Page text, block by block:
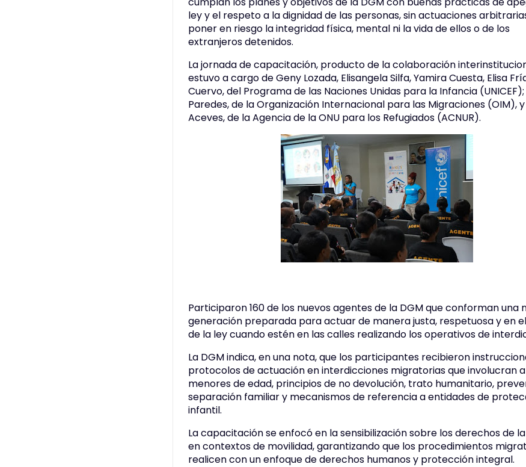
ley y el respeto a la dignidad de las personas, sin actuaciones
poner en riesgo la integridad física, mental ni la vida de ellos o de los
extranjeros detenidos.
La jornada de capacitación, producto de la colaboración
estuvo a cargo de Geny Lozada, Elisangela Silfa, Yamira Cuesta, Elisa
Cuervo, del Programa de las Naciones Unidas para la Infancia
Paredes, de la Organización Internacional para las Migraciones (OIM),
Aceves, de la Agencia de la ONU para los Refugiados (ACNUR).
Participaron 160 de los nuevos agentes de la DGM que conforman una
generación preparada para actuar de manera justa, respetuosa y en
de la ley cuando estén en las calles realizando los operativos de
La DGM indica, en una nota, que los participantes recibieron
protocolos de actuación en interdicciones migratorias que involucran a
menores de edad, principios de no devolución, trato humanitario,
separación familiar y mecanismos de referencia a entidades de
infantil.
La capacitación se enfocó en la sensibilización sobre los derechos de
en contextos de movilidad, garantizando que los procedimientos
realicen con un enfoque de derechos humanos y protección integral.